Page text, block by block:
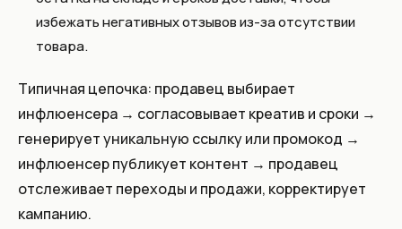
избежать негативных отзывов из-за отсутствии
товара.
Типичная цепочка: продавец выбирает
инфлюенсера → согласовывает креатив и сроки →
генерирует уникальную ссылку или промокод →
инфлюенсер публикует контент → продавец
отслеживает переходы и продажи, корректирует
кампанию.